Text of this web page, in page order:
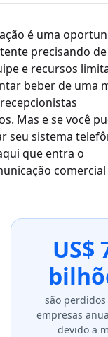
é uma
precisando
e recursos
beber de uma
Mas e se você
seu sistema
que entra o
US$
são perdidos
empresas
devido a